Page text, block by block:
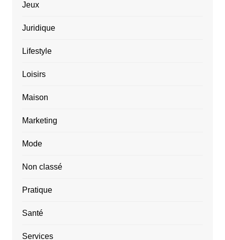
Jeux
Juridique
Lifestyle
Loisirs
Maison
Marketing
Mode
Non classé
Pratique
Santé
Services